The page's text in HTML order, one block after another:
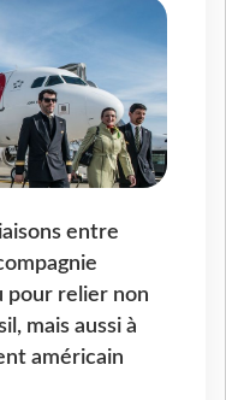
entre
pour relier non
mais aussi à
américain